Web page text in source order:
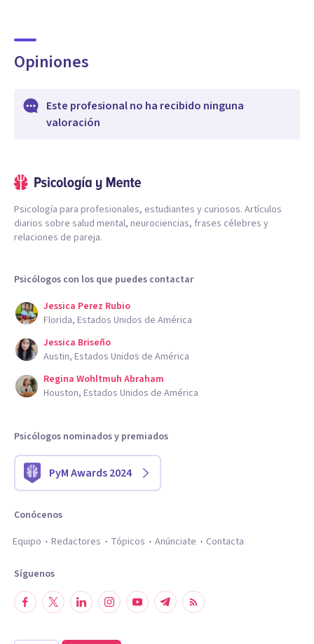
Opiniones
Este profesional no ha recibido ninguna
valoración
Psicología para profesionales, estudiantes y curiosos. Artículos
diarios sobre salud mental, neurociencias, frases célebres y
relaciones de pareja.
Psicólogos con los que puedes contactar
Jessica Perez Rubio
Florida, Estados Unidos de América
Jessica Briseño
Austin, Estados Unidos de América
Regina Wohltmuh Abraham
Houston, Estados Unidos de América
Psicólogos nominados y premiados
PyM Awards 2024
Conócenos
Equipo
Redactores Tópicos Anúnciate Contacta
Síguenos